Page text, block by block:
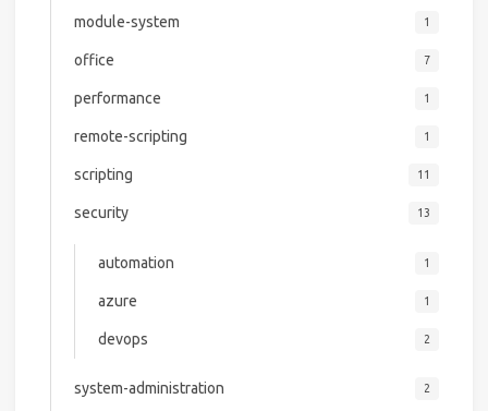
module-system 1
office 7
performance 1
remote-scripting 1
scripting 11
security 13
automation 1
azure 1
devops 2
system-administration 2